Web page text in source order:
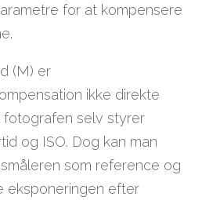
for at kompensere
(M) er
ikke direkte
fotografen selv styrer
og ISO. Dog kan man
som reference og
eksponeringen efter